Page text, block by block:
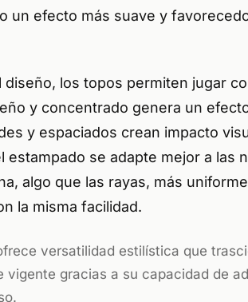
un efecto más suave y
los topos permiten jugar
y concentrado genera un
y espaciados crean impacto
estampado se adapte mejor a las
algo que las rayas, más
la misma facilidad.
versatilidad estilística que
vigente gracias a su capacidad de